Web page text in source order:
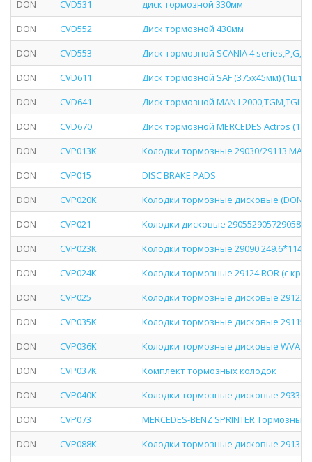
DON
CVD531
диск тормозной 330мм
DON
CVD552
Диск тормозной 430мм
DON
CVD553
Диск тормозной SCANIA 4
DON
CVD611
Диск тормозной SAF (375x45мм) (1шт.)
DON
CVD641
Диск тормозной MAN L2000,TGM,TGL
DON
CVD670
Диск тормозной MERCEDES Actros (11-
DON
CVP013K
Колодки тормозные 29030/29113 MAN
DON
CVP015
DISC BRAKE PADS
DON
CVP020K
Колодки тормозные дисковые (DON)
DON
CVP021
Колодки дисковые 290552905729058
DON
CVP023K
Колодки тормозные 29090
DON
CVP024K
Колодки тормозные 29124 ROR (с
DON
CVP025
Колодки тормозные дисковые 29122
DON
CVP035K
Колодки тормозные дисковые 29115,
DON
CVP036K
Колодки тормозные дисковые WVA
DON
CVP037K
Комплект тормозных колодок
DON
CVP040K
Колодки тормозные дисковые 29336
DON
CVP073
MERCEDES-BENZ SPRINTER
DON
CVP088K Колодки тормозные дисковые 29131